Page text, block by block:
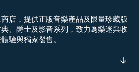
店，提供正版音樂產品及限量珍藏版
、爵士及影音系列，致力為樂迷與收
驗與獨家發售。